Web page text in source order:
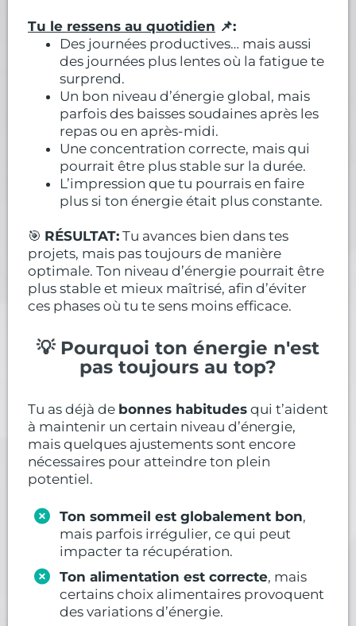
Tu le ressens au quotidien 📌:
Des journées productives… mais aussi
des journées plus lentes où la fatigue te
surprend.
Un bon niveau d’énergie global, mais
parfois des baisses soudaines après les
repas ou en après-midi.
Une concentration correcte, mais qui
pourrait être plus stable sur la durée.
L’impression que tu pourrais en faire
plus si ton énergie était plus constante.
🎯 RÉSULTAT: Tu avances bien dans tes
projets, mais pas toujours de manière
optimale. Ton niveau d’énergie pourrait être
plus stable et mieux maîtrisé, afin d’éviter
ces phases où tu te sens moins efficace.
💡 Pourquoi ton énergie n'est
pas toujours au top?
Tu as déjà de bonnes habitudes qui t’aident
à maintenir un certain niveau d’énergie,
mais quelques ajustements sont encore
nécessaires pour atteindre ton plein
potentiel.
Ton sommeil est globalement bon,
mais parfois irrégulier, ce qui peut
impacter ta récupération.
Ton alimentation est correcte, mais
certains choix alimentaires provoquent
des variations d’énergie.